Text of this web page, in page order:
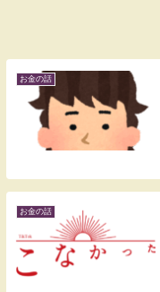
お金の話
お金の話